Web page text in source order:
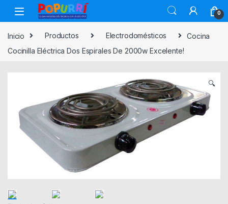
Skip to navigation
Skip to content
0
Inicio Productos Electrodomésticos
Cocina
Cocinilla Eléctrica Dos Espirales De 2000w Excelente!
🔍